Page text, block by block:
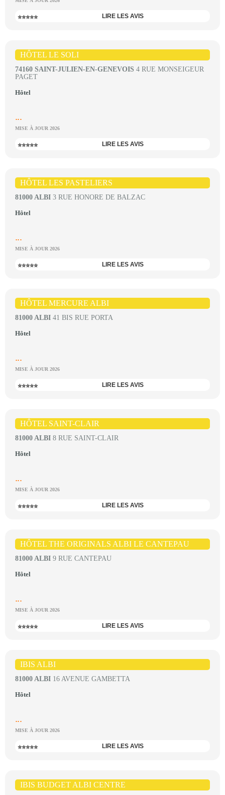
⭐⭐⭐⭐⭐ LIRE LES AVIS
HÔTEL LE SOLI
74160 SAINT-JULIEN-EN-GENEVOIS 4 RUE MONSEIGEUR
PAGET
Hôtel
...
MISE À JOUR 2026
⭐⭐⭐⭐⭐ LIRE LES AVIS
HÔTEL LES PASTELIERS
81000 ALBI 3 RUE HONORE DE BALZAC
Hôtel
...
MISE À JOUR 2026
⭐⭐⭐⭐⭐ LIRE LES AVIS
HÔTEL MERCURE ALBI
81000 ALBI 41 BIS RUE PORTA
Hôtel
...
MISE À JOUR 2026
⭐⭐⭐⭐⭐ LIRE LES AVIS
HÔTEL SAINT-CLAIR
81000 ALBI 8 RUE SAINT-CLAIR
Hôtel
...
MISE À JOUR 2026
⭐⭐⭐⭐⭐ LIRE LES AVIS
HÔTEL THE ORIGINALS ALBI LE CANTEPAU
81000 ALBI 9 RUE CANTEPAU
Hôtel
...
MISE À JOUR 2026
⭐⭐⭐⭐⭐ LIRE LES AVIS
IBIS ALBI
81000 ALBI 16 AVENUE GAMBETTA
Hôtel
...
MISE À JOUR 2026
⭐⭐⭐⭐⭐ LIRE LES AVIS
IBIS BUDGET ALBI CENTRE